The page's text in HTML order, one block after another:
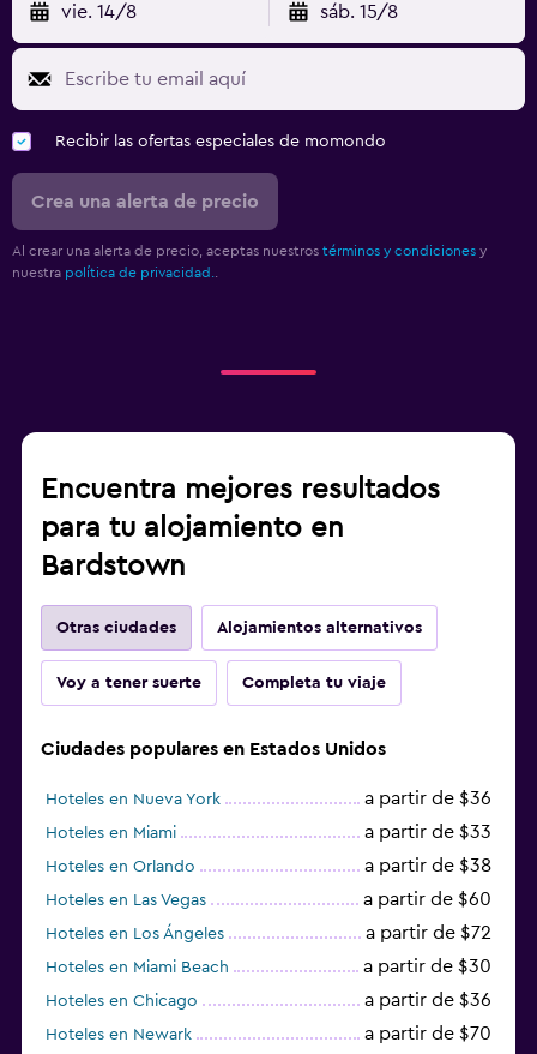
vie. 14/8 sáb. 15/8
Recibir las ofertas especiales de momondo
Crea una alerta de precio
Al crear una alerta de precio, aceptas nuestros términos y condiciones y
nuestra política de privacidad.
Encuentra mejores resultados
para tu alojamiento en
Bardstown
Otras ciudades Alojamientos alternativos
Voy a tener suerte Completa tu viaje
Ciudades populares en Estados Unidos
Hoteles en Nueva York a partir de $36
Hoteles en Miami a partir de $33
Hoteles en Orlando a partir de $38
Hoteles en Las Vegas a partir de $60
Hoteles en Los Ángeles a partir de $72
Hoteles en Miami Beach a partir de $30
Hoteles en Chicago a partir de $36
Hoteles en Newark a partir de $70